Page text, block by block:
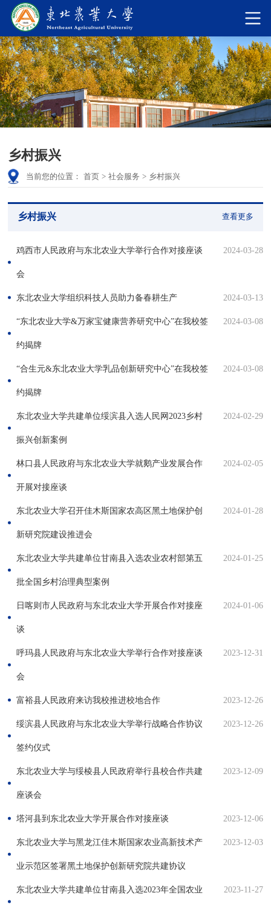
乡村振兴
当前您的位置： 首页 > 社会服务 > 乡村振兴
乡村振兴 查看更多
鸡西市人民政府与东北农业大学举行合作对接座谈
会
2024-03-28
东北农业大学组织科技人员助力备春耕生产 2024-03-13
“东北农业大学&万家宝健康营养研究中心”在我校签
约揭牌
2024-03-08
“合生元&东北农业大学乳品创新研究中心”在我校签
约揭牌
2024-03-08
东北农业大学共建单位绥滨县入选人民网2023乡村
振兴创新案例
2024-02-29
林口县人民政府与东北农业大学就鹅产业发展合作
开展对接座谈
2024-02-05
东北农业大学召开佳木斯国家农高区黑土地保护创
新研究院建设推进会
2024-01-28
东北农业大学共建单位甘南县入选农业农村部第五
批全国乡村治理典型案例
2024-01-25
日喀则市人民政府与东北农业大学开展合作对接座
谈
2024-01-06
呼玛县人民政府与东北农业大学举行合作对接座谈
会
2023-12-31
富裕县人民政府来访我校推进校地合作 2023-12-26
绥滨县人民政府与东北农业大学举行战略合作协议
签约仪式
2023-12-26
东北农业大学与绥棱县人民政府举行县校合作共建
座谈会
2023-12-09
塔河县到东北农业大学开展合作对接座谈 2023-12-06
东北农业大学与黑龙江佳木斯国家农业高新技术产
业示范区签署黑土地保护创新研究院共建协议
2023-12-03
东北农业大学共建单位甘南县入选2023年全国农业 2023-11-27